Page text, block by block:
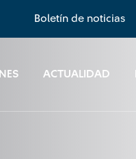
Boletín de noticias
ACTUALIDAD